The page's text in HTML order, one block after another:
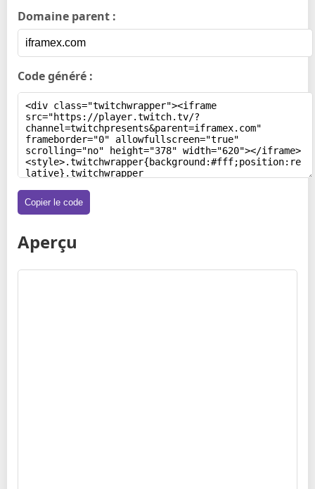
Domaine parent :
Code généré :
Copier le code
Aperçu